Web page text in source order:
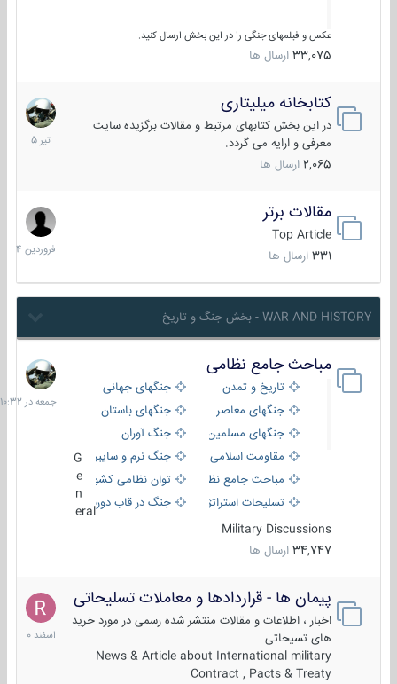
عکس و فیلمهای جنگی را در این بخش ارسال کنید.
33,075 ارسال ها
کتابخانه میلیتاری
در این بخش کتابهای مرتبط و مقالات برگزیده سایت
معرفی و ارایه می گردد.
2,065 ارسال ها
16
تیر
1405
مقالات برتر
Top Article
331 ارسال ها
29
فروردین
1404
WAR AND HISTORY - بخش جنگ و تاریخ
مباحث جامع نظامی
تاریخ و تمدن
جنگهای جهانی
جنگهای معاصر
جنگهای باستان
جنگهای مسلمین
جنگ آوران
مقاومت اسلامی
جنگ نرم و سایبری
مباحث جامع نظامی
توان نظامی کشورها
تسلیحات استراتژیک
جنگ در قاب دوربین
eral
Military Discussions
34,747 ارسال ها
جمعه
در
10:32
پیمان ها - قراردادها و معاملات تسلیحاتی
اخبار ، اطلاعات و مقالات منتشر شده رسمی در مورد خرید
های تسیحاتی
News & Article about International military
Contract , Pacts & Treaty
7
اسفند
1400